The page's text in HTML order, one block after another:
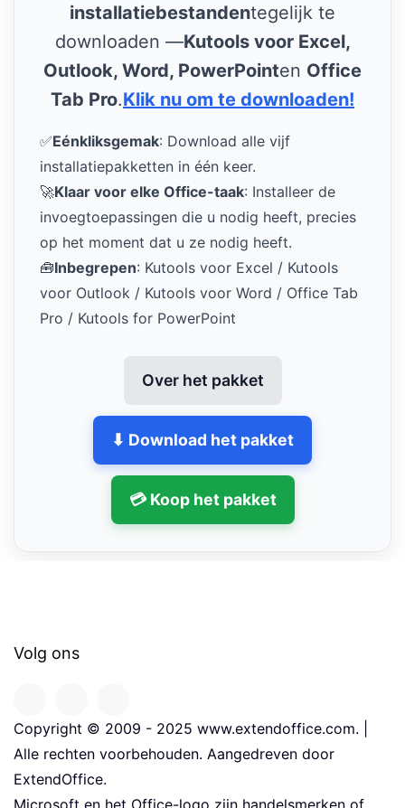
installatiebestandentegelijk te
downloaden —Kutools voor Excel,
Outlook, Word, PowerPointen Office
Tab Pro.Klik nu om te downloaden!
✅Eénkliksgemak: Download alle vijf
installatiepakketten in één keer.
🚀Klaar voor elke Office-taak: Installeer de
invoegtoepassingen die u nodig heeft, precies
op het moment dat u ze nodig heeft.
🧰Inbegrepen: Kutools voor Excel / Kutools
voor Outlook / Kutools voor Word / Office Tab
Pro / Kutools for PowerPoint
Over het pakket
⬇ Download het pakket
💳 Koop het pakket
Volg ons
Copyright © 2009 - 2025 www.extendoffice.com. |
Alle rechten voorbehouden. Aangedreven door
ExtendOffice.
Microsoft en het Office-logo zijn handelsmerken of